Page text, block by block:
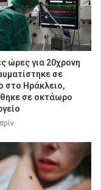
ώρες για 20χρονη
σε
στο Ηράκλειο,
σε οκτάωρο